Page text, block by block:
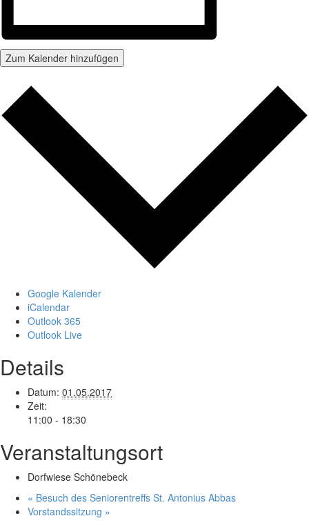
Zum Kalender hinzufügen
Google Kalender
iCalendar
Outlook 365
Outlook Live
Details
Datum: 01.05.2017
Zeit:
11:00 - 18:30
Veranstaltungsort
Dorfwiese Schönebeck
« Besuch des Seniorentreffs St. Antonius Abbas
Vorstandssitzung »